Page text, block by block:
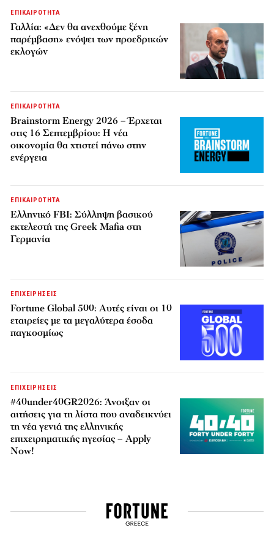
ΕΠΙΚΑΙΡΟΤΗΤΑ
Γαλλία: «Δεν θα ανεχθούμε ξένη
παρέμβαση» ενόψει των προεδρικών
εκλογών
ΕΠΙΚΑΙΡΟΤΗΤΑ
Brainstorm Energy 2026 – Έρχεται
στις 16 Σεπτεμβρίου: Η νέα
οικονομία θα χτιστεί πάνω στην
ενέργεια
ΕΠΙΚΑΙΡΟΤΗΤΑ
Ελληνικό FBI: Σύλληψη βασικού
εκτελεστή της Greek Mafia στη
Γερμανία
ΕΠΙΧΕΙΡΗΣΕΙΣ
Fortune Global 500: Αυτές είναι οι 10
εταιρείες με τα μεγαλύτερα έσοδα
παγκοσμίως
ΕΠΙΧΕΙΡΗΣΕΙΣ
#40under40GR2026: Άνοιξαν οι
αιτήσεις για τη λίστα που αναδεικνύει
τη νέα γενιά της ελληνικής
επιχειρηματικής ηγεσίας – Apply
Now!